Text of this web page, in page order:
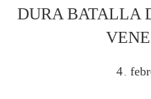
DURA BATALLA
4 .